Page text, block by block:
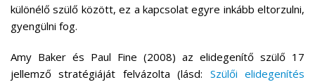
különélő szülő között, ez a kapcsolat egyre inkább eltorzulni,
gyengülni fog.
Amy Baker és Paul Fine (2008) az elidegenítő szülő 17
jellemző stratégiáját felvázolta (lásd: Szülői elidegenítés